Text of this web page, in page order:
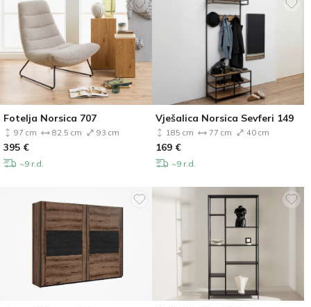
Fotelja Norsica 707
97 cm 82.5 cm 93 cm
395 €
~9 r.d.
Vješalica Norsica Sevferi 149
185 cm 77 cm 40 cm
169 €
~9 r.d.